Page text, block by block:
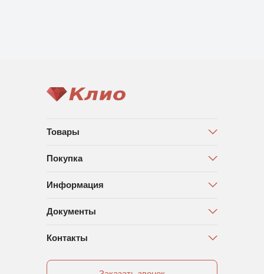
Товары
Покупка
Информация
Документы
Контакты